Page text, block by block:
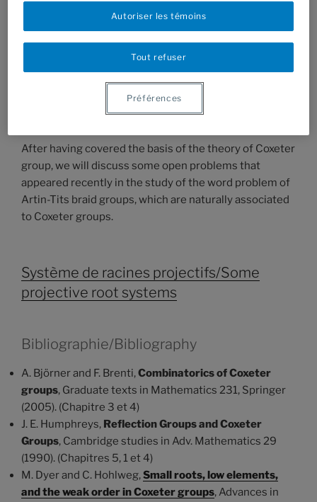
This course is an introductory course to reflection and
Coxeter groups. For instance, Coxeter groups appear as
discrete groups generated by reflections in spherical,
Euclidean or hyperbolic geometry. They are also
naturally associated to Lie or Kac-Moody algebras via
their root systems.
After having covered the basis of the theory of Coxeter
group, we will discuss some open problems that
appeared recently in the study of the word problem of
Artin-Tits braid groups, which are naturally associated
to Coxeter groups.
Système de racines projectifs/Some
projective root systems
Bibliographie/Bibliography
A. Björner and F. Brenti,Combinatorics of Coxeter
groups, Graduate texts in Mathematics 231, Springer
(2005). (Chapitre 3 et 4)
J. E. Humphreys, Reflection Groups and Coxeter
Groups, Cambridge studies in Adv. Mathematics 29
(1990). (Chapitres 5, 1 et 4)
M. Dyer and C. Hohlweg,Small roots, low elements,
and the weak order in Coxeter groups, Advances in
Tout refuser
Autoriser les témoins
Préférences